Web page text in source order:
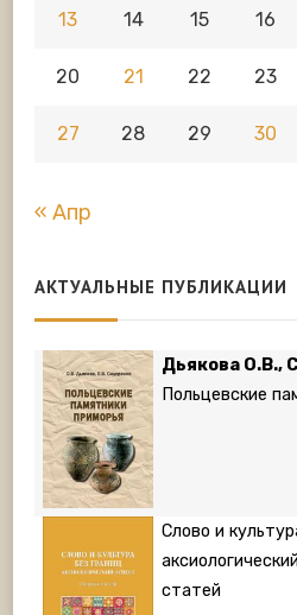
13 14 15 16
20 21 22 23
27 28 29 30
« Апр
АКТУАЛЬНЫЕ ПУБЛИКАЦИИ
Дьякова О.В.,
Польцевские
Слово и
статей